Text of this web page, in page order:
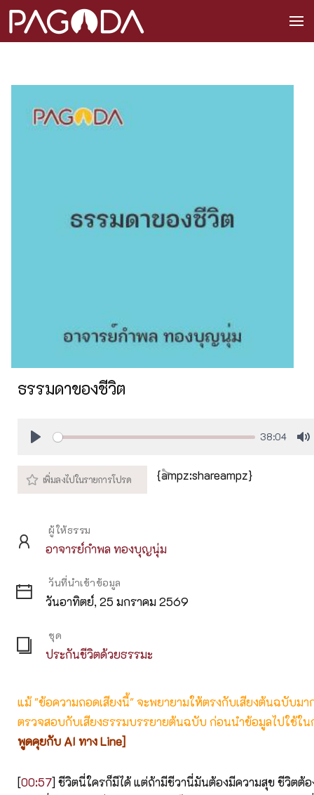
ธรรมดาของชีวิต
38:04
{ampz:shareampz}
ผู้ให้ธรรม
อาจารย์กำพล ทองบุญนุ่ม
วันที่นำเข้าข้อมูล
วันอาทิตย์, 25 มกราคม 2569
ชุด
ประกันชีวิตด้วยธรรมะ
แม้ "ข้อความถอดเสียงนี้" จะพยายามให้ตรงกับเสียงต้นฉบับม
ตรวจสอบกับเสียงธรรมบรรยายต้นฉบับ ก่อนนำข้อมูลไปใช้ใน
พูดคุยกับ AI ทาง Line]
[00:57] ชีวิตนี่ใครก็มีได้ แต่ถ้ามีชีวานี่มันต้องมีความสุข ชีวิตต้อ